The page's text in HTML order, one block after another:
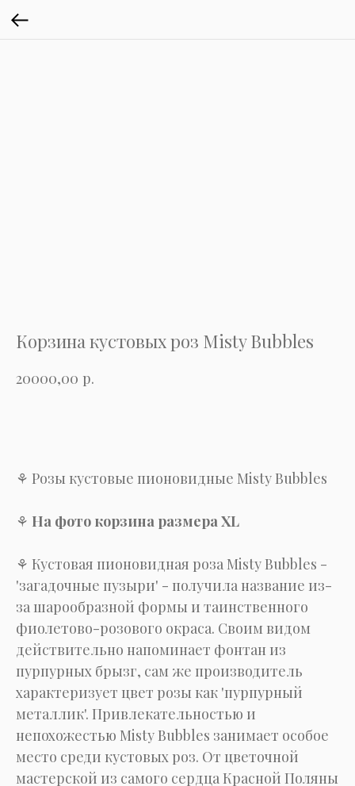
Корзина кустовых роз Misty Bubbles
20000,00 р.
⚘ Розы кустовые пионовидные Misty Bubbles
⚘ На фото корзина размера XL
⚘ Кустовая пионовидная роза Misty Bubbles -
'загадочные пузыри' - получила название из-
за шарообразной формы и таинственного
фиолетово-розового окраса. Своим видом
действительно напоминает фонтан из
пурпурных брызг, сам же производитель
характеризует цвет розы как 'пурпурный
металлик'. Привлекательностью и
непохожестью Misty Bubbles занимает особое
место среди кустовых роз. От цветочной
мастерской из самого сердца Красной Поляны